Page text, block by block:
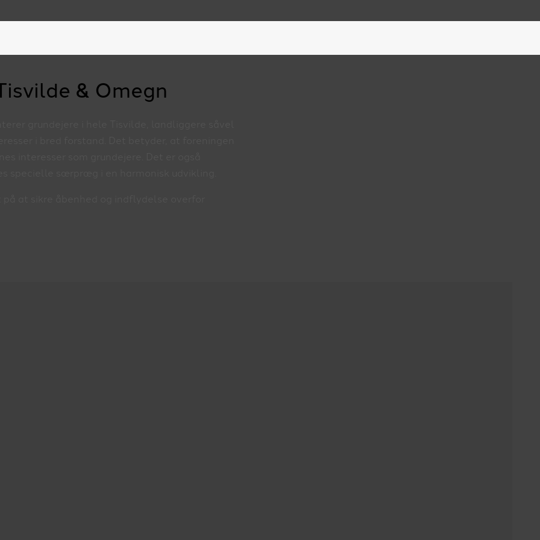
& Omegn
grundejere i hele Tisvilde, landliggere såvel
i bred forstand. Det betyder, at foreningen
interesser som grundejere. Det er også
at sikre åbenhed og indflydelse overfor